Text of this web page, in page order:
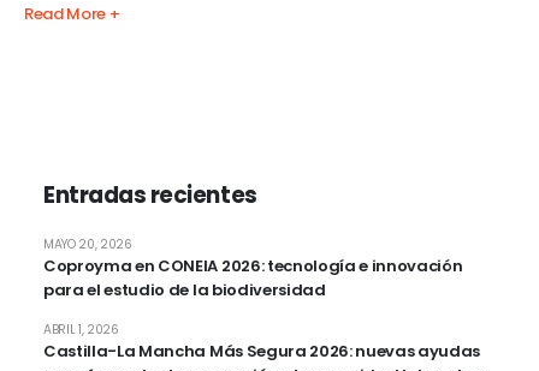
Read More +
Entradas recientes
Coproyma en CONEIA 2026: tecnología e innovación
para el estudio de la biodiversidad
MAYO 20, 2026
Castilla-La Mancha Más Segura 2026: nuevas ayudas
ABRIL 1, 2026